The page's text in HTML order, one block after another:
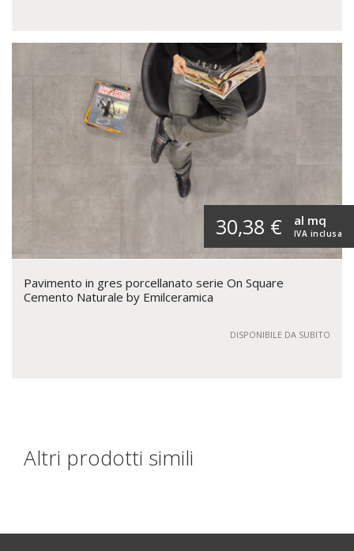
30,38 € IVA inclusa
al mq
Pavimento in gres porcellanato serie On Square
Cemento Naturale by Emilceramica
DISPONIBILE DA SUBITO
Altri prodotti simili